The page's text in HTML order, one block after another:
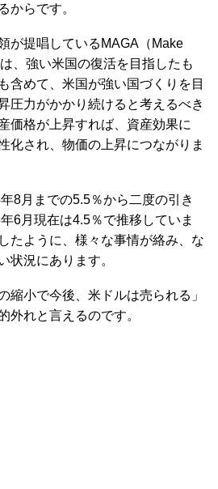
からです。
が提唱しているMAGA（Make
、強い米国の復活を目指したも
含めて、米国が強い国づくりを目
圧力がかかり続けると考えるべき
価格が上昇すれば、資産効果に
化され、物価の上昇につながりま
8月までの5.5％から二度の引き
6月現在は4.5％で推移していま
たように、様々な事情が絡み、な
状況にあります。
縮小で今後、米ドルは売られる」
外れと言えるのです。